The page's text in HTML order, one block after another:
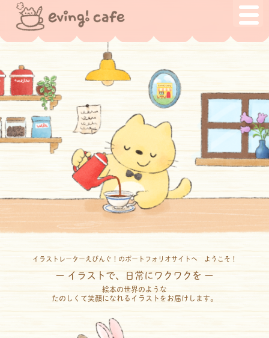
イラストレーターえびんぐ！のポートフォリオサイトへ ようこそ！
ー イラストで、日常にワクワクを ー
絵本の世界のような
たのしくて笑顔になれるイラストをお届けします。